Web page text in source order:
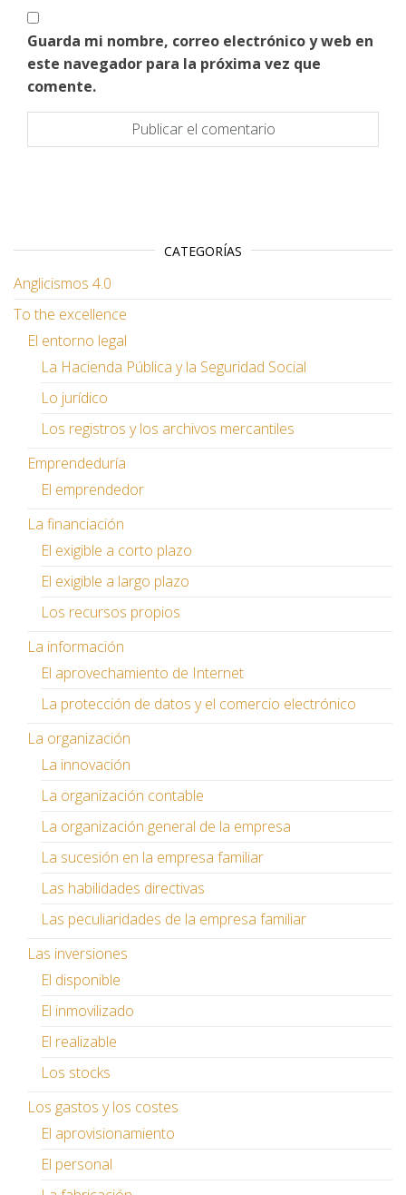
Guarda mi nombre, correo electrónico y web en
este navegador para la próxima vez que
comente.
CATEGORÍAS
Anglicismos 4.0
To the excellence
El entorno legal
La Hacienda Pública y la Seguridad Social
Lo jurídico
Los registros y los archivos mercantiles
Emprendeduría
El emprendedor
La financiación
El exigible a corto plazo
El exigible a largo plazo
Los recursos propios
La información
El aprovechamiento de Internet
La protección de datos y el comercio electrónico
La organización
La innovación
La organización contable
La organización general de la empresa
La sucesión en la empresa familiar
Las habilidades directivas
Las peculiaridades de la empresa familiar
Las inversiones
El disponible
El inmovilizado
El realizable
Los stocks
Los gastos y los costes
El aprovisionamiento
El personal